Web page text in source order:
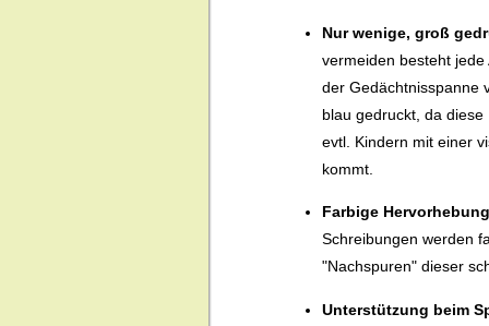
Nur wenige, groß
vermeiden besteht
der Gedächtnisspanne
blau gedruckt, da
evtl. Kindern mit einer
kommt.
Farbige
Schreibungen werden
"Nachspuren" dieser
Unterstützung beim